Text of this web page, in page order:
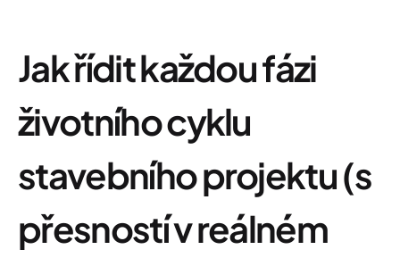
Jak řídit každou fázi
životního cyklu
stavebního projektu (s
přesností v reálném